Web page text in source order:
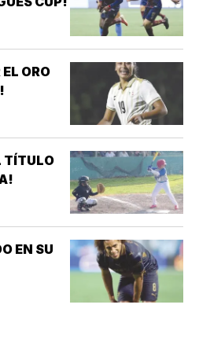
ORO
TÍTULO
EN SU